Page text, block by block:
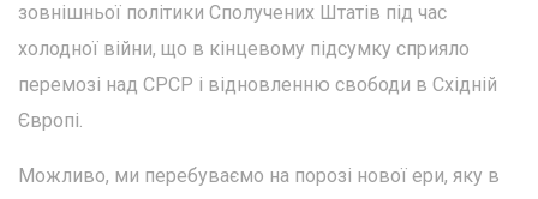
зовнішньої політики Сполучених Штатів під час
холодної війни, що в кінцевому підсумку сприяло
перемозі над СРСР і відновленню свободи в Східній
Європі.
Можливо, ми перебуваємо на порозі нової ери, яку в